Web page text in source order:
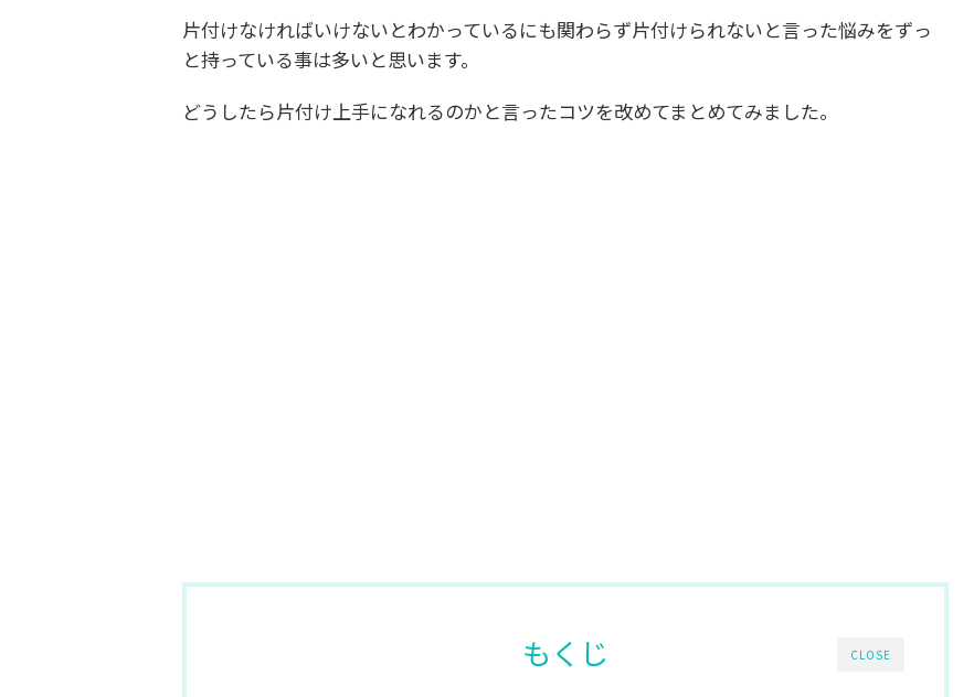
片付けなければいけないとわかっているにも関わらず片付けられないと言った悩みをずっ
と持っている事は多いと思います。
どうしたら片付け上手になれるのかと言ったコツを改めてまとめてみました。
CLOSE
もくじ